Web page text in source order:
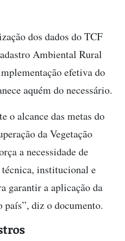
dos dados do TCF
Ambiental Rural
efetiva do
aquém do necessário.
o alcance das metas do
da Vegetação
a necessidade de
institucional e
garantir a aplicação da
diz o documento.